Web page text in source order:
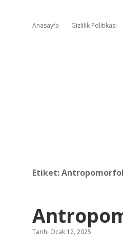
Anasayfa Gizlilik Politikası
Etiket:
Tarih: Ocak 12, 2025